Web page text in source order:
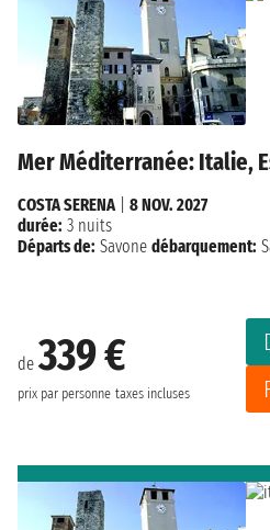
Mer Méditerranée: Italie,
de339 €
prix par personne taxes incluses
COSTA SERENA| 8 NOV. 2027
durée: 3 nuits
Départs de: Savone débarquement: